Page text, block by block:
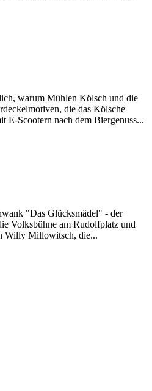
warum Mühlen Kölsch und die
die das Kölsche
E-Scootern nach dem Biergenuss...
"Das Glücksmädel" - der
Volksbühne am Rudolfplatz und
Willy Millowitsch, die...